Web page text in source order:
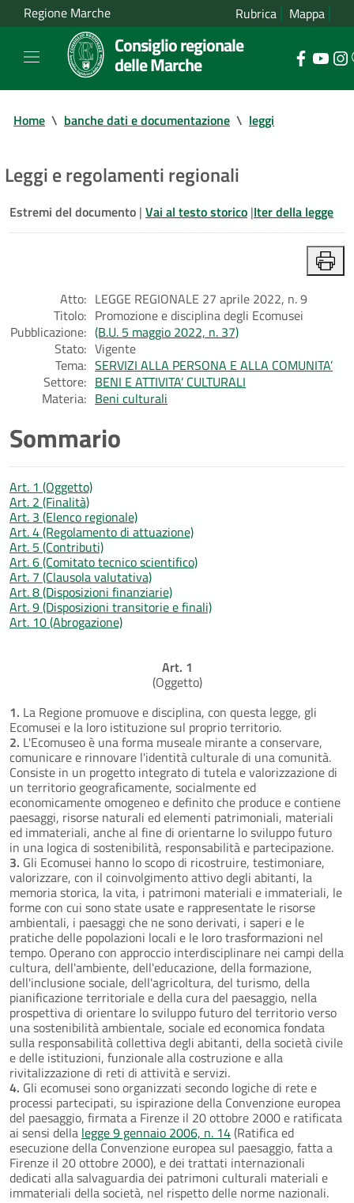
Regione Marche Rubrica Mappa
Consiglio regionale
delle Marche
Home \ banche dati e documentazione \ leggi
Leggi e regolamenti regionali
Estremi del documento | Vai al testo storico |Iter della legge
Atto: LEGGE REGIONALE 27 aprile 2022, n. 9
Titolo: Promozione e disciplina degli Ecomusei
Pubblicazione: (B.U. 5 maggio 2022, n. 37)
Stato: Vigente
Tema: SERVIZI ALLA PERSONA E ALLA COMUNITA’
Settore: BENI E ATTIVITA’ CULTURALI
Materia: Beni culturali
Sommario
Art. 1 (Oggetto)
Art. 2 (Finalità)
Art. 3 (Elenco regionale)
Art. 4 (Regolamento di attuazione)
Art. 5 (Contributi)
Art. 6 (Comitato tecnico scientifico)
Art. 7 (Clausola valutativa)
Art. 8 (Disposizioni finanziarie)
Art. 9 (Disposizioni transitorie e finali)
Art. 10 (Abrogazione)
Art. 1
(Oggetto)
1. La Regione promuove e disciplina, con questa legge, gli
Ecomusei e la loro istituzione sul proprio territorio.
2. L'Ecomuseo è una forma museale mirante a conservare,
comunicare e rinnovare l'identità culturale di una comunità.
Consiste in un progetto integrato di tutela e valorizzazione di
un territorio geograficamente, socialmente ed
economicamente omogeneo e definito che produce e contiene
paesaggi, risorse naturali ed elementi patrimoniali, materiali
ed immateriali, anche al fine di orientarne lo sviluppo futuro
in una logica di sostenibilità, responsabilità e partecipazione.
3. Gli Ecomusei hanno lo scopo di ricostruire, testimoniare,
valorizzare, con il coinvolgimento attivo degli abitanti, la
memoria storica, la vita, i patrimoni materiali e immateriali, le
forme con cui sono state usate e rappresentate le risorse
ambientali, i paesaggi che ne sono derivati, i saperi e le
pratiche delle popolazioni locali e le loro trasformazioni nel
tempo. Operano con approccio interdisciplinare nei campi della
cultura, dell'ambiente, dell'educazione, della formazione,
dell'inclusione sociale, dell'agricoltura, del turismo, della
pianificazione territoriale e della cura del paesaggio, nella
prospettiva di orientare lo sviluppo futuro del territorio verso
una sostenibilità ambientale, sociale ed economica fondata
sulla responsabilità collettiva degli abitanti, della società civile
e delle istituzioni, funzionale alla costruzione e alla
rivitalizzazione di reti di attività e servizi.
4. Gli ecomusei sono organizzati secondo logiche di rete e
processi partecipati, su ispirazione della Convenzione europea
del paesaggio, firmata a Firenze il 20 ottobre 2000 e ratificata
ai sensi della legge 9 gennaio 2006, n. 14(Ratifica ed
esecuzione della Convenzione europea sul paesaggio, fatta a
Firenze il 20 ottobre 2000), e dei trattati internazionali
dedicati alla salvaguardia dei patrimoni culturali materiali e
immateriali della società, nel rispetto delle norme nazionali.